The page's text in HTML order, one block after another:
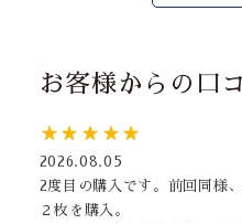
お客様からの口
★★★★★
2026.08.05
2度目の購入です。前回同様
２枚を購入。